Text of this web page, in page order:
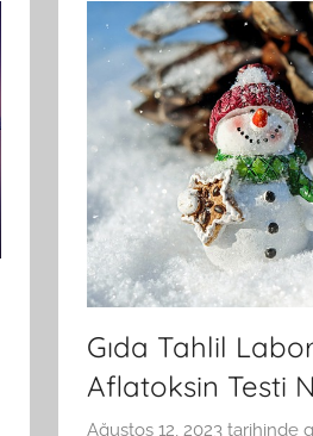
Gıda Tahlil
Aflatoksin Testi
Ağustos 12, 2023 tarihinde